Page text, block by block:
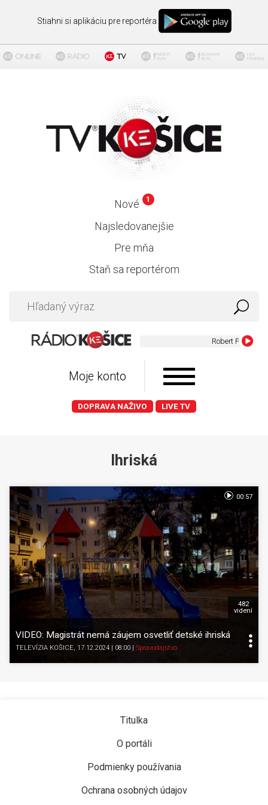
Stiahni si aplikáciu pre reportéra
Nové 1
Najsledovanejšie
Pre mňa
Staň sa reportérom
Robert Palmer -
Moje konto
DOPRAVA NAŽIVO LIVE TV
Ihriská
VIDEO: Magistrát nemá záujem osvetliť detské ihriská
TELEVÍZIA KOŠICE, 17.12.2024 | 08:00 Spravodajstvo
482
videní
00:57
Titulka
O portáli
Podmienky používania
Ochrana osobných údajov